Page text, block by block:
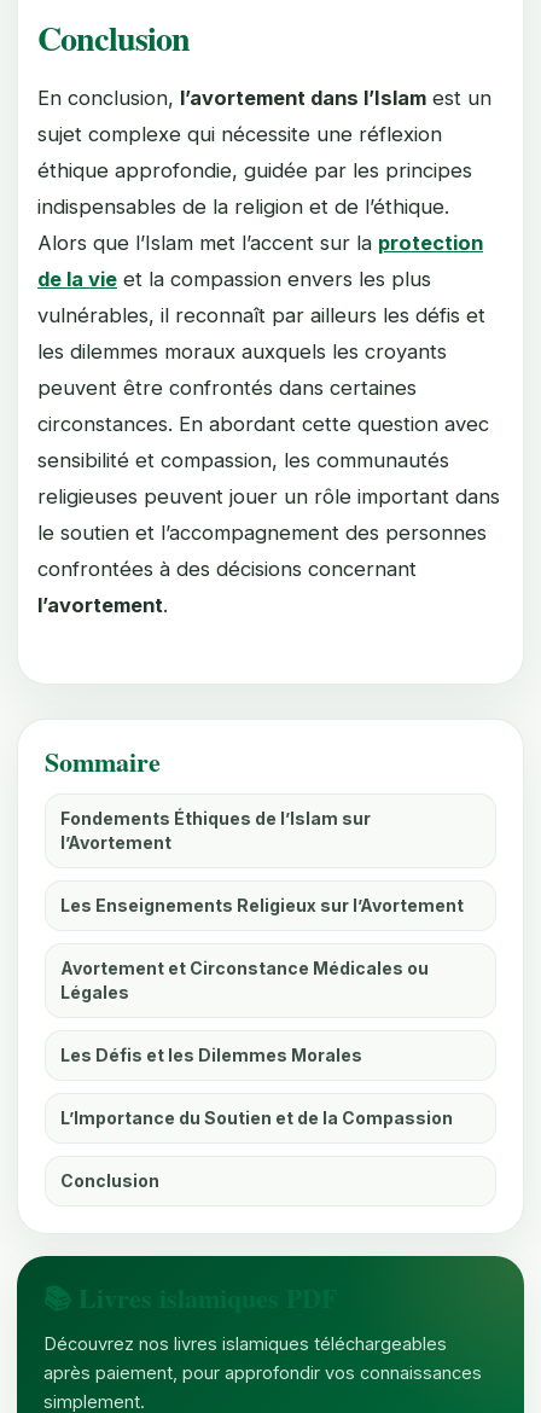
Conclusion
En conclusion, l’avortement dans l’Islam est un
sujet complexe qui nécessite une réflexion
éthique approfondie, guidée par les principes
indispensables de la religion et de l’éthique.
Alors que l’Islam met l’accent sur la protection
de la vie et la compassion envers les plus
vulnérables, il reconnaît par ailleurs les défis et
les dilemmes moraux auxquels les croyants
peuvent être confrontés dans certaines
circonstances. En abordant cette question avec
sensibilité et compassion, les communautés
religieuses peuvent jouer un rôle important dans
le soutien et l’accompagnement des personnes
confrontées à des décisions concernant
l’avortement.
Sommaire
Fondements Éthiques de l’Islam sur
l’Avortement
Les Enseignements Religieux sur l’Avortement
Avortement et Circonstance Médicales ou
Légales
Les Défis et les Dilemmes Morales
L’Importance du Soutien et de la Compassion
Conclusion
📚 Livres islamiques PDF
Découvrez nos livres islamiques téléchargeables
après paiement, pour approfondir vos connaissances
simplement.